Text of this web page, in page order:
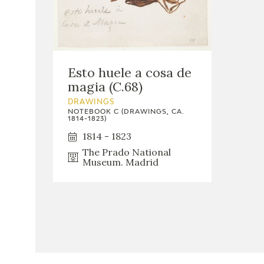
Esto huele a cosa de
magia (C.68)
DRAWINGS
NOTEBOOK C (DRAWINGS, CA.
1814-1823)
1814 - 1823
The Prado National
Museum. Madrid